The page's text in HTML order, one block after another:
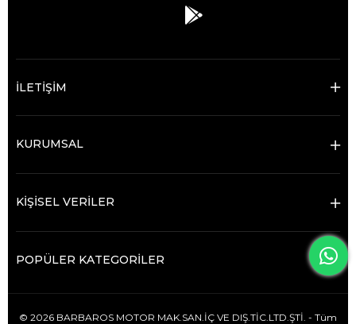
İLETİŞİM
KURUMSAL
KİŞİSEL VERİLER
POPÜLER KATEGORİLER
© 2026 BARBAROS MOTOR MAK.SAN.İÇ VE DIŞ.TİC.LTD.ŞTİ. - Tüm